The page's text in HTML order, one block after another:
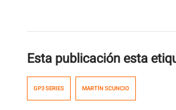
Esta publicación esta
GP3 SERIES MARTÍN SCUNCIO